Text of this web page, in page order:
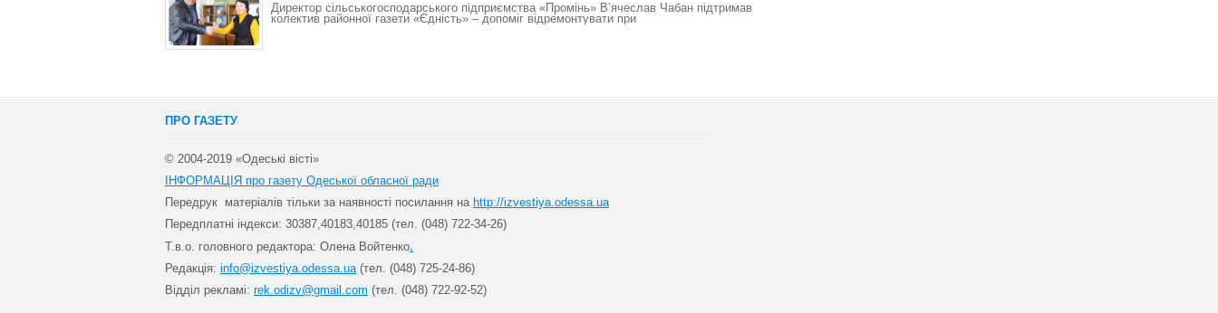
Директор сільськогосподарського підприємства «Промінь» В’ячеслав Чабан підтримав
колектив районної газети «Єдність» – допоміг відремонтувати при
ПРО ГАЗЕТУ
© 2004-2019 «Одеські вісті»
ІНФОРМАЦІЯ про газету Одеської обласної ради
Передрук матеріалів тільки за наявності посилання на http://izvestiya.odessa.ua
Передплатні індекси: 30387,40183,40185 (тел. (048) 722-34-26)
Т.в.о. головного редактора: Олена Войтенко.
Редакція: info@izvestiya.odessa.ua(тел. (048) 725-24-86)
Відділ рекламі: rek.odizv@gmail.com (тел. (048) 722-92-52)